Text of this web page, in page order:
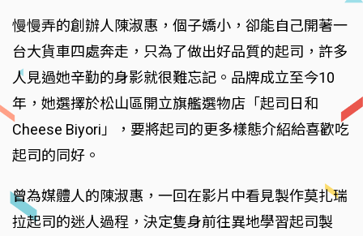
慢慢弄的創辦人陳淑惠，個子嬌小，卻能自己開著一
台大貨車四處奔走，只為了做出好品質的起司，許多
人見過她辛勤的身影就很難忘記。品牌成立至今10
年，她選擇於松山區開立旗艦選物店「起司日和
Cheese Biyori」，要將起司的更多樣態介紹給喜歡吃
起司的同好。
曾為媒體人的陳淑惠，一回在影片中看見製作莫扎瑞
拉起司的迷人過程，決定隻身前往異地學習起司製